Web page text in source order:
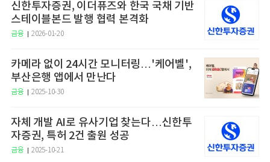
신한투자증권, 이더퓨즈와 한국 국채 기반
스테이블본드 발행 협력 본격화
금융 2026-01-20
카메라 없이 24시간 모니터링…'케어벨',
부산은행 앱에서 만난다
금융 2025-10-30
자체 개발 AI로 유사기업 찾는다…신한투
자증권, 특허 2건 출원 성공
금융 2025-10-21